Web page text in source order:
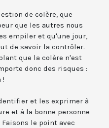
de colère, que
que les autres nous
empiler et qu'une jour,
de savoir la contrôler.
que la colère n'est
donc des risques :
!
et les exprimer à
et à la bonne personne
le point avec